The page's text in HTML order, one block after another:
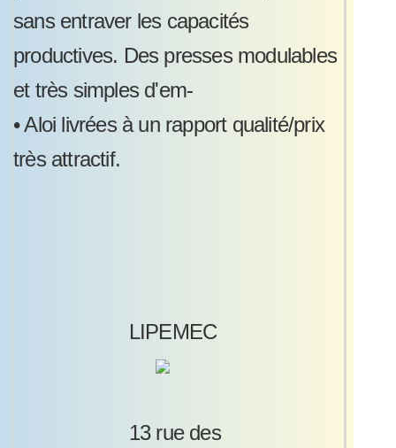
sans entraver les capacités
productives. Des presses modulables
et très simples d'em-
•Aloi livrées à un rapport qualité/prix
très attractif.
LIPEMEC
13 rue des